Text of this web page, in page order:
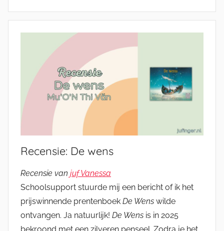
Recensie: De wens
Recensie van juf Vanessa
Schoolsupport stuurde mij een bericht of ik het
prijswinnende prentenboek De Wens wilde
ontvangen. Ja natuurlijk! De Wens is in 2025